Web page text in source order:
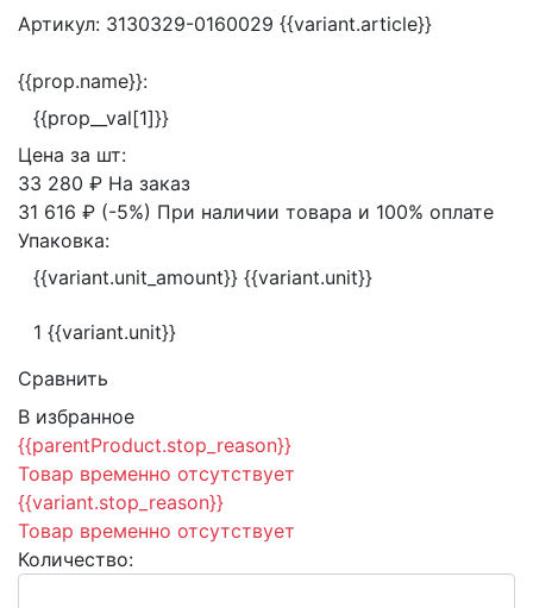
Артикул: 3130329-0160029 {{variant.article}}
{{prop.name}}:
{{prop__val[1]}}
Цена за шт:
33 280 ₽ На заказ
31 616 ₽ (-5%) При наличии товара и 100% оплате
Упаковка:
{{variant.unit_amount}} {{variant.unit}}
1 {{variant.unit}}
Сравнить
В избранное
{{parentProduct.stop_reason}}
Товар временно отсутствует
{{variant.stop_reason}}
Товар временно отсутствует
Количество: